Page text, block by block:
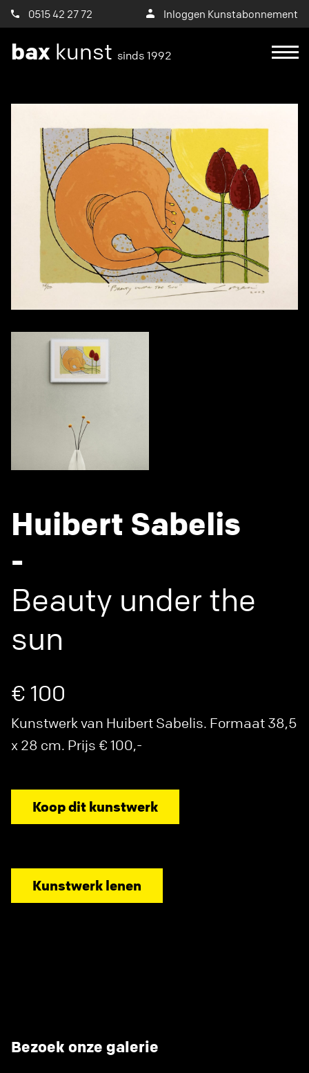
0515 42 27 72 Inloggen Kunstabonnement
bax kunst sinds 1992
Huibert Sabelis
-
Beauty under the
sun
€ 100
Kunstwerk van Huibert Sabelis. Formaat 38,5
x 28 cm. Prijs € 100,-
Koop dit kunstwerk
Kunstwerk lenen
Bezoek onze galerie